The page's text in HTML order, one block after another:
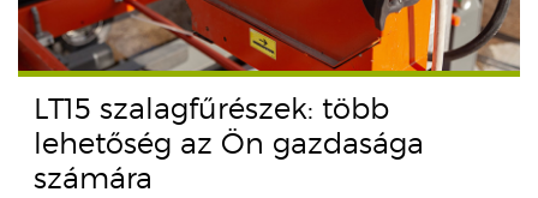
LT15 szalagfűrészek: több
lehetőség az Ön gazdasága
számára